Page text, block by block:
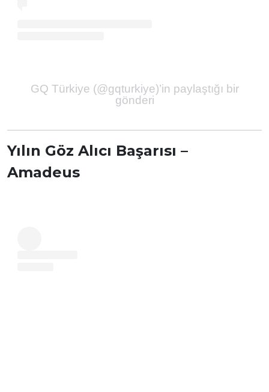
GQ Türkiye (@gqturkiye)’in paylaştığı bir
gönderi
Yılın Göz Alıcı Başarısı –
Amadeus